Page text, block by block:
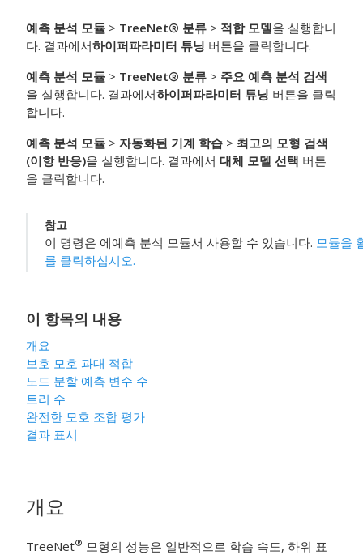
예측 분석 모듈 > TreeNet® 분류 > 적합 모델을 실행합니
다. 결과에서하이퍼파라미터 튜닝 버튼을 클릭합니다.
예측 분석 모듈 > TreeNet® 분류 > 주요 예측 분석 검색
을 실행합니다. 결과에서하이퍼파라미터 튜닝 버튼을 클릭
합니다.
예측 분석 모듈 > 자동화된 기계 학습 > 최고의 모형 검색
(이항 반응)을 실행합니다. 결과에서 대체 모델 선택 버튼
을 클릭합니다.
참고
이 명령은 에예측 분석 모듈서 사용할 수 있습니다. 모듈을
를 클릭하십시오.
이 항목의 내용
개요
보호 모호 과대 적합
노드 분할 예측 변수 수
트리 수
완전한 모호 조합 평가
결과 표시
개요
TreeNet® 모형의 성능은 일반적으로 학습 속도, 하위 표